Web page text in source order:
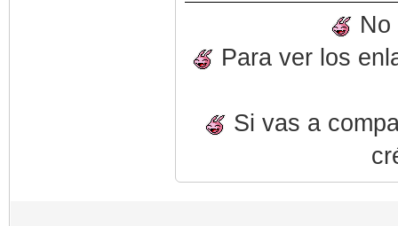
No
Para ver los
Si vas a